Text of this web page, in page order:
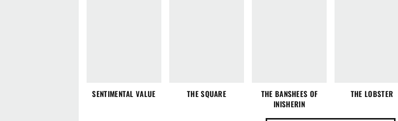
SENTIMENTAL VALUE THE SQUARE
THE BANSHEES OF
INISHERIN
THE LOBSTER